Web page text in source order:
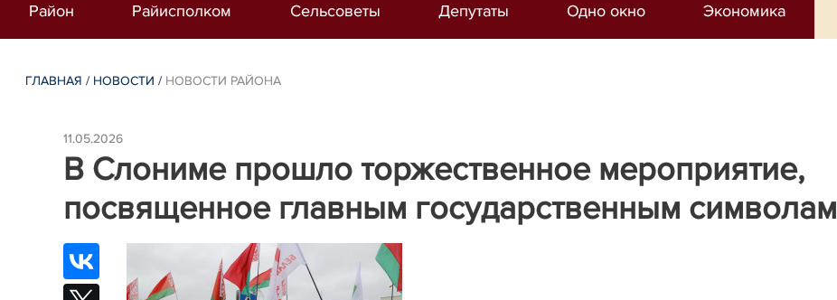
Район Райисполком Сельсоветы Депутаты Одно окно Экономика
ГЛАВНАЯ / НОВОСТИ / НОВОСТИ РАЙОНА
11.05.2026
В Слониме прошло торжественное мероприятие,
посвященное главным государственным символам